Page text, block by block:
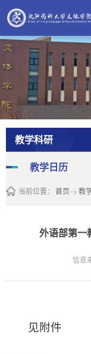
教学科研
教学日历
当前位置： 首页-> 教
外语部第一
信息
见附件